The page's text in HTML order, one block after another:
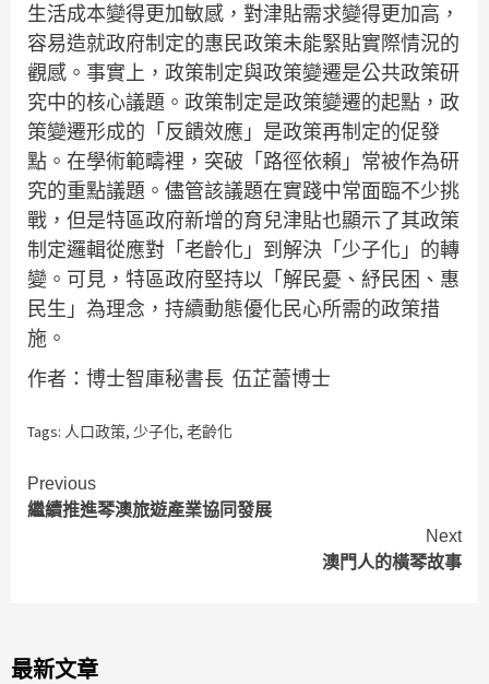
生活成本變得更加敏感，對津貼需求變得更加高，
容易造就政府制定的惠民政策未能緊貼實際情況的
觀感。事實上，政策制定與政策變遷是公共政策研
究中的核心議題。政策制定是政策變遷的起點，政
策變遷形成的「反饋效應」是政策再制定的促發
點。在學術範疇裡，突破「路徑依賴」常被作為研
究的重點議題。儘管該議題在實踐中常面臨不少挑
戰，但是特區政府新增的育兒津貼也顯示了其政策
制定邏輯從應對「老齡化」到解決「少子化」的轉
變。可見，特區政府堅持以「解民憂、紓民困、惠
民生」為理念，持續動態優化民心所需的政策措
施。
作者：博士智庫秘書長 伍芷蕾博士
Tags: 人口政策, 少子化, 老齡化
Continue
Reading
Previous
繼續推進琴澳旅遊產業協同發展
Next
澳門人的橫琴故事
最新文章